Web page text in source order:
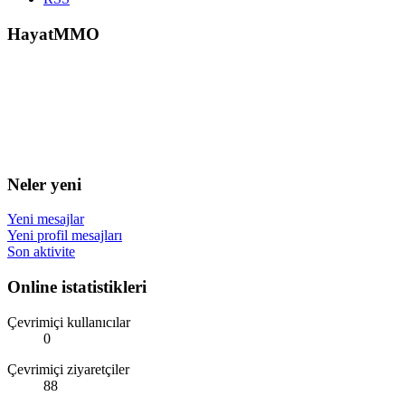
HayatMMO
Neler yeni
Yeni mesajlar
Yeni profil mesajları
Son aktivite
Online istatistikleri
Çevrimiçi kullanıcılar
0
Çevrimiçi ziyaretçiler
88